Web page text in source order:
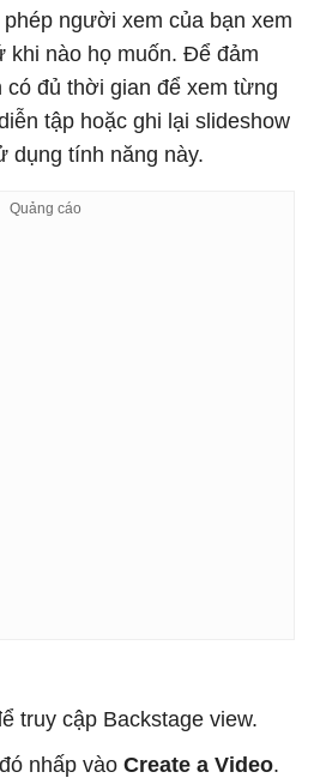
người xem của bạn xem
khi nào họ muốn. Để đảm
có đủ thời gian để xem từng
tập hoặc ghi lại slideshow
dụng tính năng này.
truy cập Backstage view.
nhấp vào Create a Video.